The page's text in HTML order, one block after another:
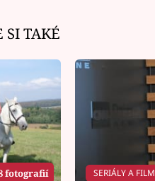
SI TAKÉ
fotografií SERIÁLY A